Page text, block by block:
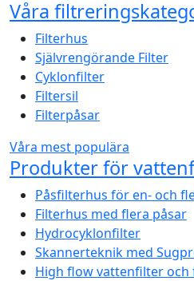
Våra
Filterhus
Självrengörande Filter
Cyklonfilter
Filtersil
Filterpåsar
Våra mest populära
Produkter för
Påsfilterhus för en- och
Filterhus med flera påsar
Hydrocyklonfilter
Skannerteknik med
High flow vattenfilter